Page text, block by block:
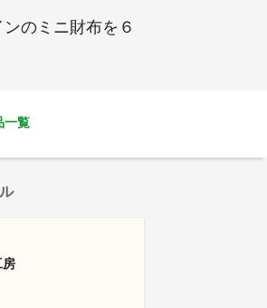
のミニ財布を６
一覧
房